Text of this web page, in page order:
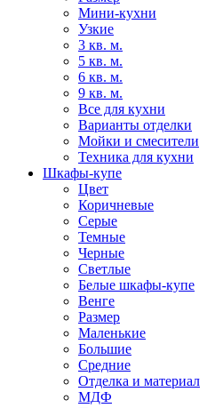
Мини-кухни
Узкие
3 кв. м.
5 кв. м.
6 кв. м.
9 кв. м.
Все для кухни
Варианты отделки
Мойки и смесители
Техника для кухни
Шкафы-купе
Цвет
Коричневые
Серые
Темные
Черные
Светлые
Белые шкафы-купе
Венге
Размер
Маленькие
Большие
Средние
Отделка и материал
МДФ